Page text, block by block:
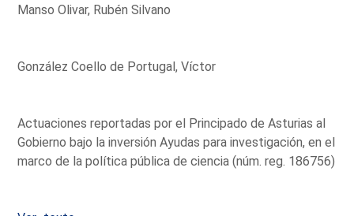
Manso Olivar, Rubén Silvano
González Coello de Portugal, Víctor
Actuaciones reportadas por el Principado de Asturias al
Gobierno bajo la inversión Ayudas para investigación, en el
marco de la política pública de ciencia (núm. reg. 186756)